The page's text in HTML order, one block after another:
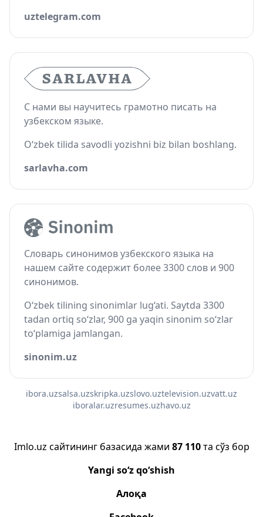
uztelegram.com
С нами вы научитесь грамотно писать на
узбекском языке.
O‘zbek tilida savodli yozishni biz bilan boshlang.
sarlavha.com
Словарь синонимов узбекского языка на
нашем сайте содержит более 3300 слов и 900
синонимов.
O‘zbek tilining sinonimlar lug‘ati. Saytda 3300
tadan ortiq so‘zlar, 900 ga yaqin sinonim so‘zlar
to‘plamiga jamlangan.
sinonim.uz
ibora.uzsalsa.uzskripka.uzslovo.uztelevision.uzvatt.uz
iboralar.uzresumes.uzhavo.uz
Imlo.uz сайтининг базасида жами 87 110та сўз бор
Yangi so‘z qo‘shish
Алоқа